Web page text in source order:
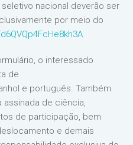
nacional deverão ser
por meio do
o interessado
de
e português. Também
assinada de ciência,
de participação, bem
e demais